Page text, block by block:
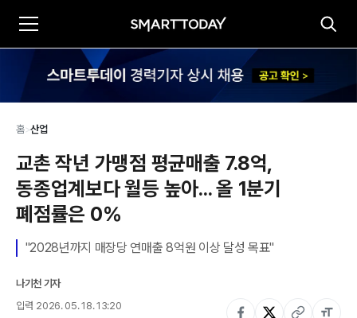
홈>산업
교촌 작년 가맹점 평균매출 7.8억,
동종업계보다 월등 높아... 올 1분기
폐점률은 0%
"2028년까지 매장당 연매출 8억원 이상 달성 목표"
나기천 기자
입력 2026. 05. 18. 13:20